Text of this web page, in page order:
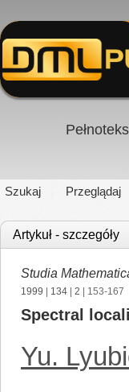
Szukaj Przeglądaj
Artykuł - szczegóły
Studia
1999 134 2 | 153-167
Spectral
Yu.